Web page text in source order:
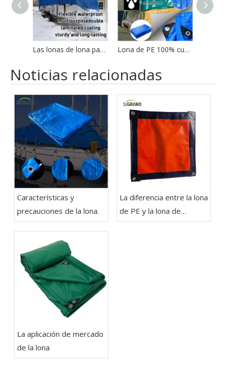
Las lonas de lona para exteriores azules de alta resistencia cubren el fabricante de lonas de PE Lona de PE 100% cubierta impermeable para camiones Lona vendedora caliente en África
Noticias relacionadas
Características y
precauciones de la lona.
La diferencia entre la lona
de PE y la lona de
plástico de PVC.
La aplicación de mercado
de la lona